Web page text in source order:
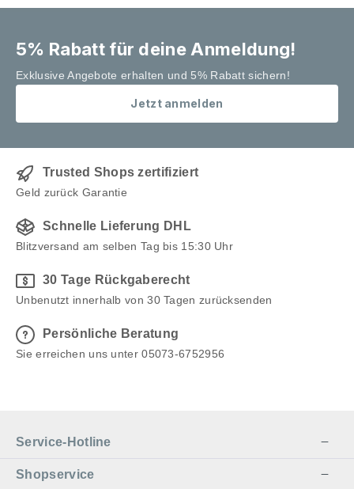
5% Rabatt für deine Anmeldung!
Exklusive Angebote erhalten und 5% Rabatt sichern!
Jetzt anmelden
Trusted Shops zertifiziert
Geld zurück Garantie
Schnelle Lieferung DHL
Blitzversand am selben Tag bis 15:30 Uhr
30 Tage Rückgaberecht
Unbenutzt innerhalb von 30 Tagen zurücksenden
Persönliche Beratung
Sie erreichen uns unter 05073-6752956
Service-Hotline
Shopservice